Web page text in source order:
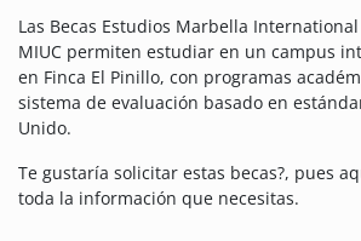
Las Becas Estudios Marbella
MIUC permiten estudiar en un campus
en Finca El Pinillo, con programas
sistema de evaluación basado en
Unido.
Te gustaría solicitar estas becas?, pues
toda la información que necesitas.